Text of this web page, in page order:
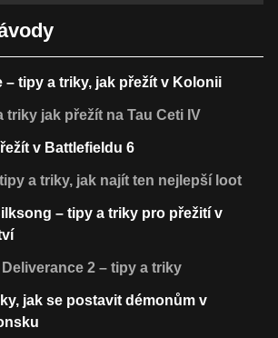
– tipy a triky, jak přežít v Kolonii
triky jak přežít na Tau Ceti IV
v Battlefieldu 6
a triky, jak najít ten nejlepší loot
– tipy a triky pro přežití v
2 – tipy a triky
jak se postavit démonům v